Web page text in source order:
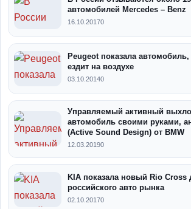
автомобилей Mercedes – Benz
16.10.20170
Peugeot показала
ездит на воздухе
03.10.20140
Управляемый активный
автомобиль своими руками,
(Active Sound Design) от BMW
12.03.20190
KIA показала новый Rio Cross
российского авто рынка
02.10.20170